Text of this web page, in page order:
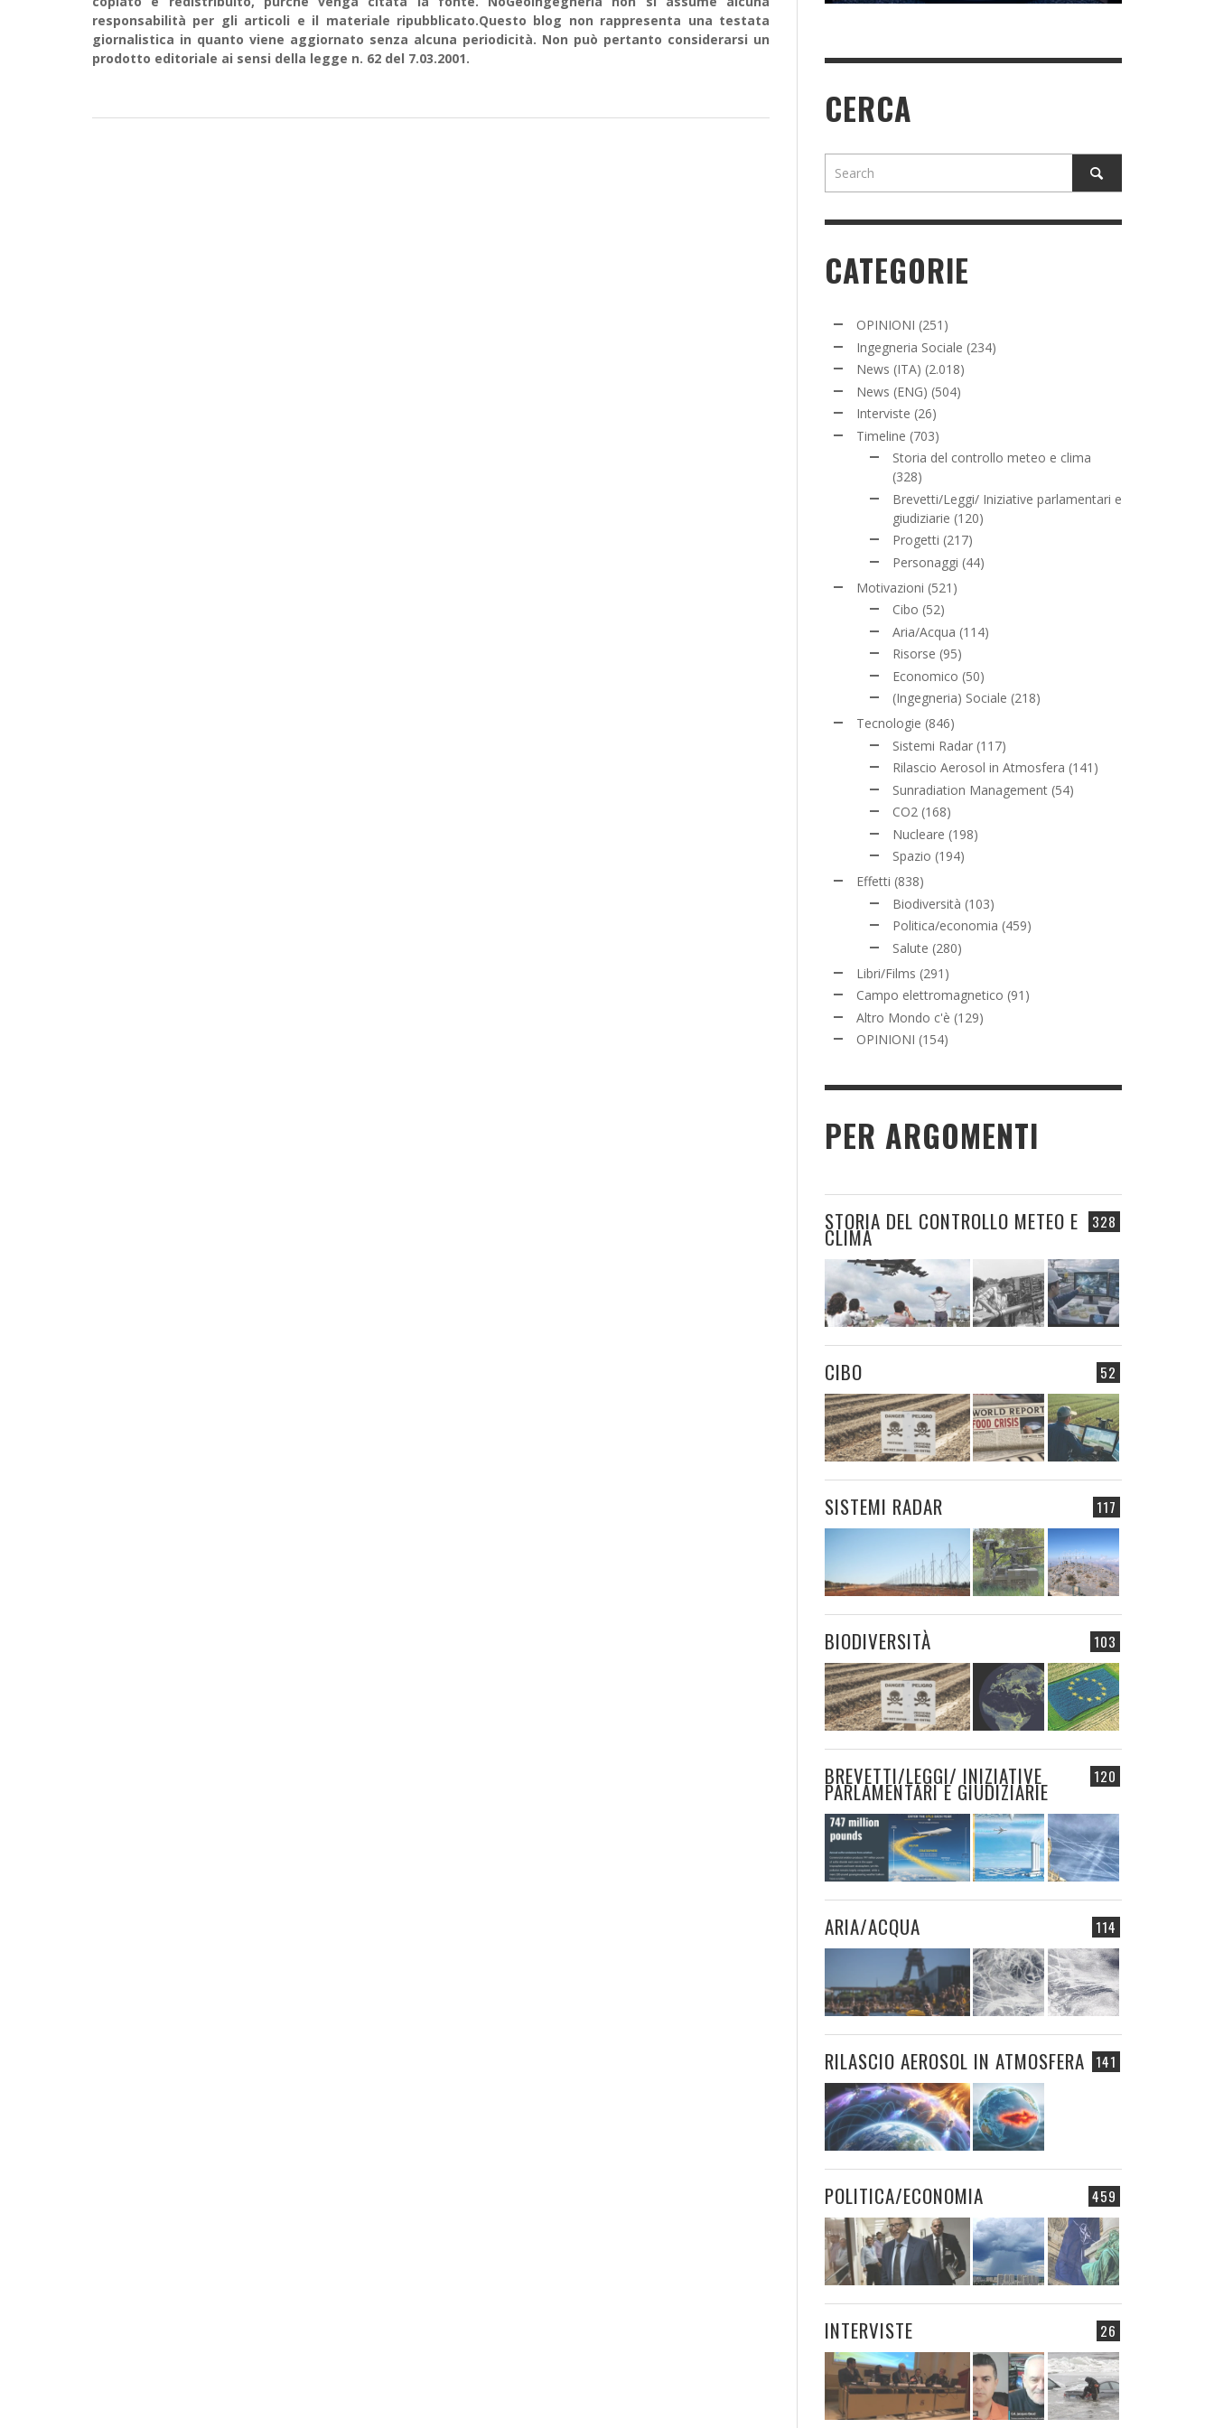
responsabilità per gli articoli e il materiale ripubblicato.Questo blog non rappresenta una testata
giornalistica in quanto viene aggiornato senza alcuna periodicità. Non può pertanto considerarsi un
prodotto editoriale ai sensi della legge n. 62 del 7.03.2001.
CERCA
CATEGORIE
OPINIONI (251)
Ingegneria Sociale (234)
News (ITA) (2.018)
News (ENG) (504)
Interviste (26)
Timeline (703)
Storia del controllo meteo e clima
(328)
Brevetti/Leggi/ Iniziative parlamentari e
giudiziarie (120)
Progetti (217)
Personaggi (44)
Motivazioni (521)
Cibo (52)
Aria/Acqua (114)
Risorse (95)
Economico (50)
(Ingegneria) Sociale (218)
Tecnologie (846)
Sistemi Radar (117)
Rilascio Aerosol in Atmosfera (141)
Sunradiation Management (54)
CO2 (168)
Nucleare (198)
Spazio (194)
Effetti (838)
Biodiversità (103)
Politica/economia (459)
Salute (280)
Libri/Films (291)
Campo elettromagnetico (91)
Altro Mondo c'è (129)
OPINIONI (154)
PER ARGOMENTI
328
STORIA DEL CONTROLLO METEO E
CLIMA
52
CIBO
117
SISTEMI RADAR
103
BIODIVERSITÀ
120
BREVETTI/LEGGI/ INIZIATIVE
PARLAMENTARI E GIUDIZIARIE
114
ARIA/ACQUA
141
RILASCIO AEROSOL IN ATMOSFERA
459
POLITICA/ECONOMIA
26
INTERVISTE